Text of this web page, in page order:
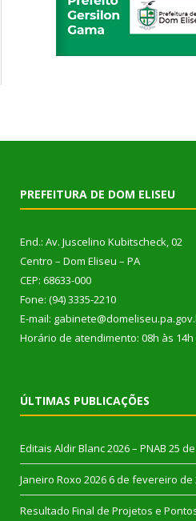
PREFEITURA DE DOM ELISEU
End.: Av. Juscelino Kubitscheck, 02
Centro – Dom Eliseu – PA
CEP: 68633-000
Fone: (94) 3335-2210
E-mail:
Horário de atendimento: 08h às 14h
ÚLTIMAS PUBLICAÇÕES
Editais Aldir Blanc 2026 – PNAB 25
Janeiro Roxo 2026 6 de fevereiro de
Resultado Final de Projetos e